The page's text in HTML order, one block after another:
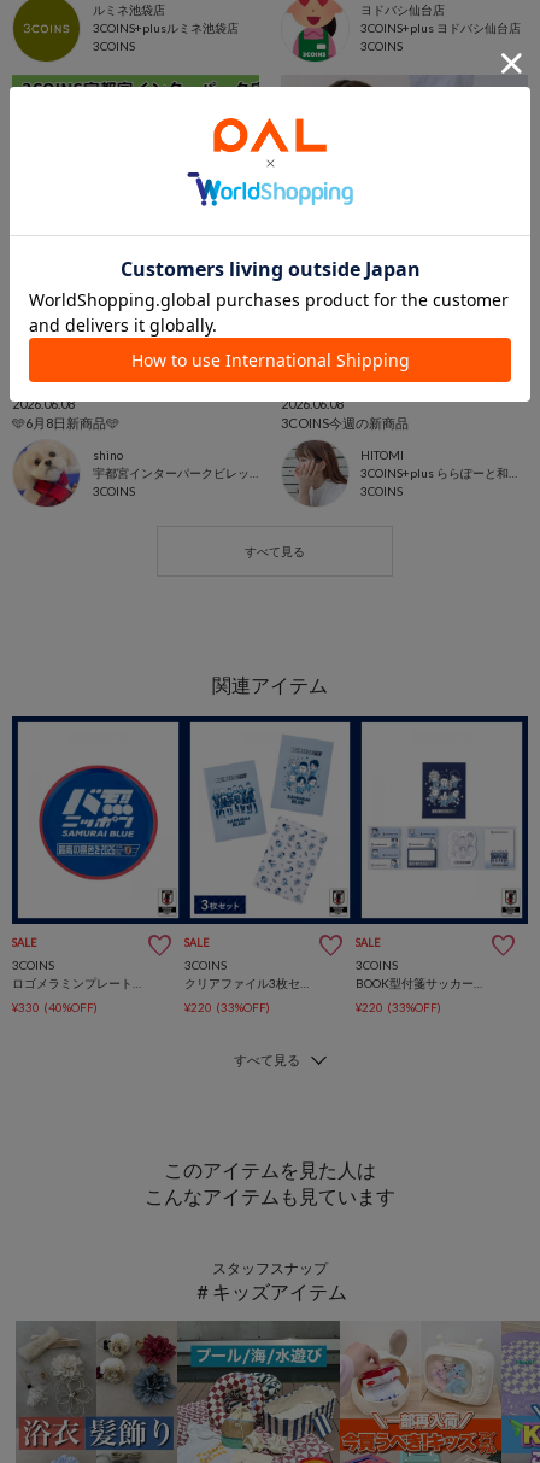
ルミネ池袋店
3COINS+plusルミネ池袋店
3COINS
ヨドバシ仙台店
3COINS+plus ヨドバシ仙台店
3COINS
2026.06.08
🩵6月8日新商品🩵
shino
3COINS
2026.06.08
3COINS今週の新商品
HITOMI
3COINS
SALE
3COINS
¥330 (40%OFF)
SALE
3COINS
¥220 (33%OFF)
SALE
3COINS
¥220 (33%OFF)
このアイテムを見た人は
こんなアイテムも見ています
スタッフスナップ
＃キッズアイテム